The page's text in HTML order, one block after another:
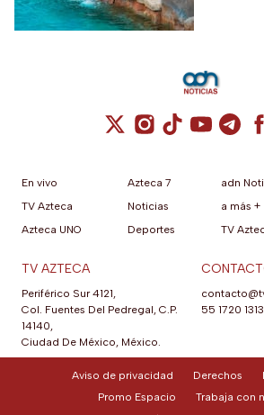
Cuenta de X /
Cuenta deCuenta de
Cuenta
En vivo
TV Azteca
Azteca UNO
Azteca 7
Noticias
Deportes
adn
a más +
TV
TV AZTECA
Periférico Sur 4121,
Col. Fuentes Del Pedregal, C.P.
14140,
Ciudad De México, México.
55 1720 1313
Aviso de privacidad Derechos
Promo Espacio
Trabaja con